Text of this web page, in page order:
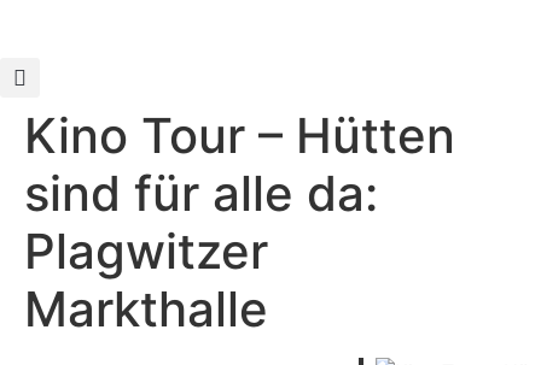
Kino Tour – Hütten
sind für alle da:
Plagwitzer
Markthalle